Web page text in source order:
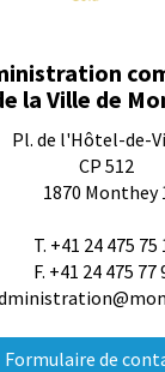
la Ville de
Pl. de l'Hôtel-de-
CP 512
1870 Monthey
T. +41 24 475 75
F. +41 24 475 77
Formulaire de